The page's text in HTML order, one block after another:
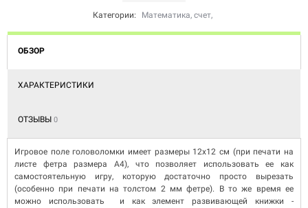
Категории: Математика, счет,
ОБЗОР
ХАРАКТЕРИСТИКИ
ОТЗЫВЫ 0
Игровое поле головоломки имеет размеры 12х12 см (при печати на
листе фетра размера А4), что позволяет использовать ее как
самостоятельную игру, которую достаточно просто вырезать
(особенно при печати на толстом 2 мм фетре). В то же время ее
можно использовать и как элемент развивающей книжки -